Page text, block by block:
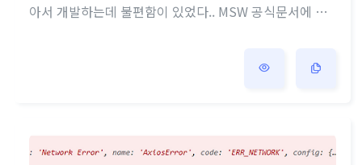
아서 개발하는데 불편함이 있었다.. MSW 공식문서에 해
from './admin'import { authHandlers } from './auth/